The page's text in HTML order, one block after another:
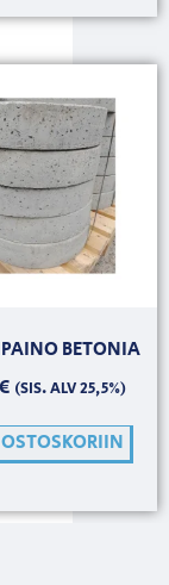
BETONIA
(SIS. ALV 25,5%)